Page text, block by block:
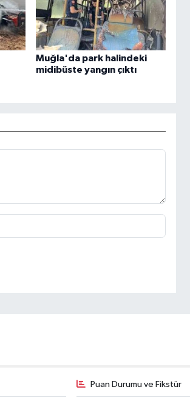
Muğla'da park halindeki
midibüste yangın çıktı
Puan Durumu ve Fikstür